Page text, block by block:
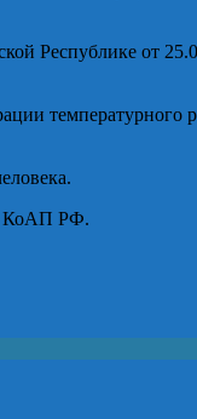
Республике от
температурного
КоАП РФ.